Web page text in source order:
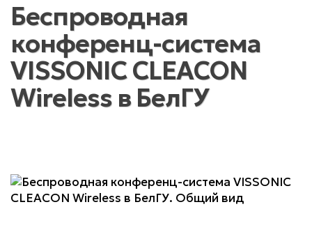
Беспроводная
конференц-система
VISSONIC CLEACON
Wireless в БелГУ